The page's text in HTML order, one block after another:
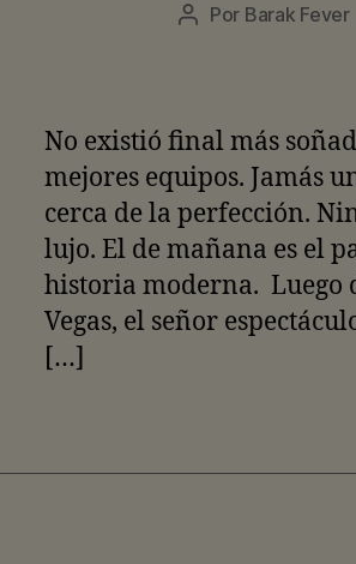
Autor
Por Barak Fever
No existió final más
mejores equipos. Jamás
cerca de la perfección.
lujo. El de mañana es el
historia moderna. Luego
Vegas, el señor
[…]